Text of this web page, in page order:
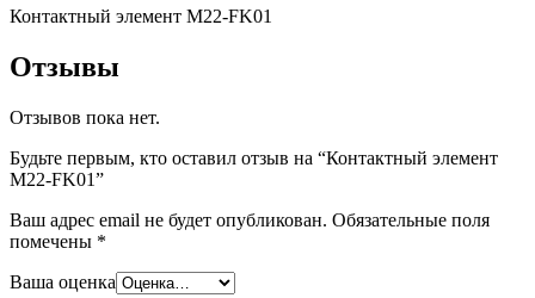
Контактный элемент M22-FK01
Отзывы
Отзывов пока нет.
Будьте первым, кто оставил отзыв на “Контактный элемент
M22-FK01”
Ваш адрес email не будет опубликован. Обязательные поля
помечены *
Ваша оценка